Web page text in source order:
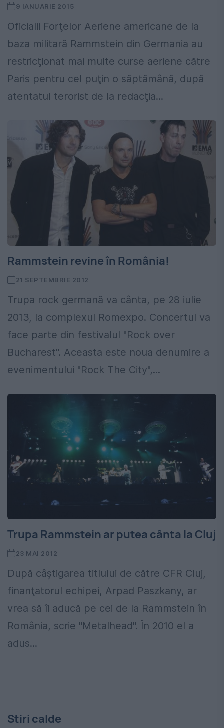
9 IANUARIE 2015
Oficialii Forţelor Aeriene americane de la
baza militară Rammstein din Germania au
restricţionat mai multe curse aeriene către
Paris pentru cel puţin o săptămână, după
atentatul terorist de la redacţia...
Rammstein revine în România!
21 SEPTEMBRIE 2012
Trupa rock germană va cânta, pe 28 iulie
2013, la complexul Romexpo. Concertul va
face parte din festivalul "Rock over
Bucharest". Aceasta este noua denumire a
evenimentului "Rock The City",...
Trupa Rammstein ar putea cânta la Cluj
23 MAI 2012
După câştigarea titlului de către CFR Cluj,
finanţatorul echipei, Arpad Paszkany, ar
vrea să îi aducă pe cei de la Rammstein în
România, scrie "Metalhead". În 2010 el a
adus...
Stiri calde